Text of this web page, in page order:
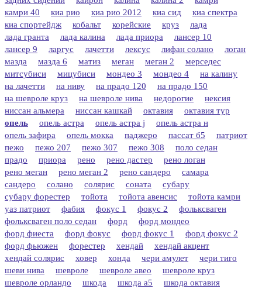
камри 40
киа рио киа рио 2012 киа сид
киа спектра
киа спортейдж
кобальт корейские круз
лада
лада гранта
лада калина лада приора
лансер 10
лансер 9
ларгус лачетти лексус лифан солано
логан
мазда
мазда 6 матиз меган меган 2
мерседес
митсубиси
мицубиси мондео 3 мондео 4
на калину
на лачетти
на ниву на прадо 120
на прадо 150
на шевроле круз
на шевроле нива недорогие
нексия
ниссан альмера
ниссан кашкай октавия
октавия тур
опель
опель астра опель астра j
опель астра н
опель зафира
опель мокка паджеро пассат б5
патриот
пежо
пежо 207 пежо 307 пежо 308
поло седан
прадо
приора рено рено дастер
рено логан
рено меган
рено меган 2 рено сандеро
самара
сандеро
солано солярис соната
субару
субару форестер
тойота тойота авенсис
тойота камри
уаз патриот
фабия фокус 1 фокус 2
фольксваген
фольксваген поло седан
форд
форд мондео
форд фиеста
форд фокус форд фокус 1
форд фокус 2
форд фьюжен
форестер хендай
хендай акцент
хендай солярис
ховер хонда чери амулет
чери тиго
шеви нива
шевроле шевроле авео
шевроле круз
шевроле орландо
шкода шкода а5
шкода октавия